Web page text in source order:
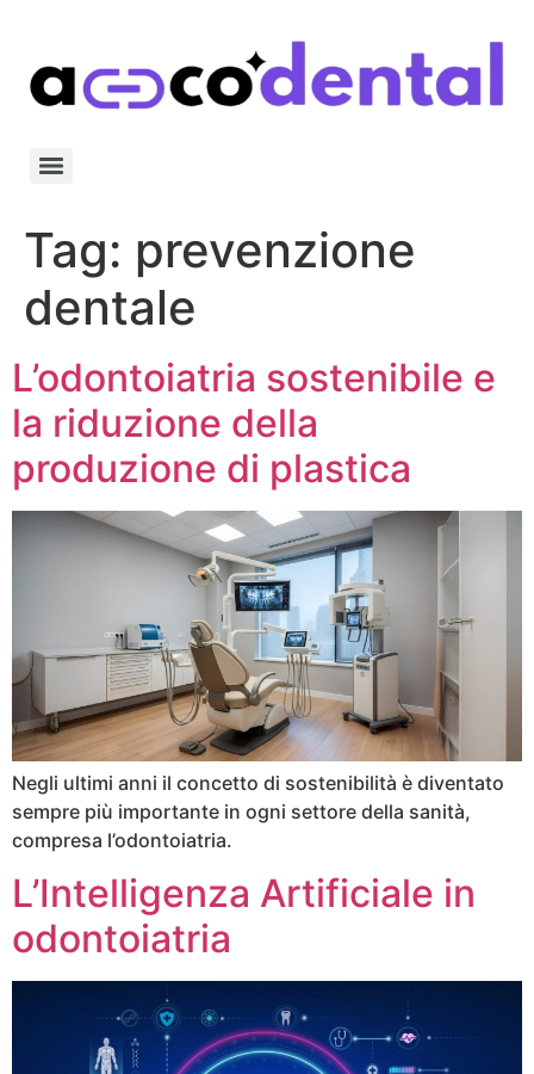
Tag: prevenzione
dentale
L’odontoiatria sostenibile e
la riduzione della
produzione di plastica
Negli ultimi anni il concetto di sostenibilità è diventato
sempre più importante in ogni settore della sanità,
compresa l’odontoiatria.
L’Intelligenza Artificiale in
odontoiatria